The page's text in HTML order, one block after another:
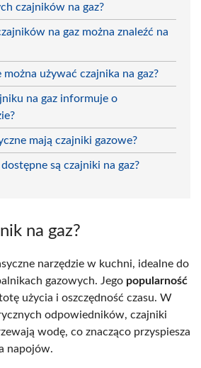
czajników na gaz?
na gaz można znaleźć na
używać czajnika na gaz?
na gaz informuje o
mają czajniki gazowe?
są czajniki na gaz?
na gaz?
narzędzie w kuchni, idealne do
gazowych. Jego popularność
użycia i oszczędność czasu. W
odpowiedników, czajniki
wodę, co znacząco przyspiesza
napojów.